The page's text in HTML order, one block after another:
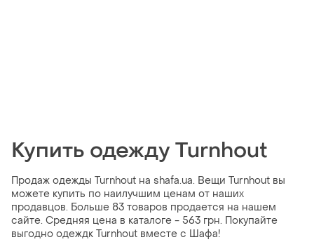
Купить одежду Turnhout
Продаж одежды Turnhout на shafa.ua. Вещи Turnhout вы
можете купить по наилучшим ценам от наших
продавцов. Больше 83 товаров продается на нашем
сайте. Средняя цена в каталоге - 563 грн. Покупайте
выгодно одеждк Turnhout вместе с Шафа!